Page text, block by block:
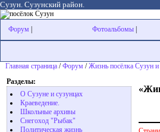
Сузун. Сузунский район.
Форум Фотоальбомы
Главная страница /Форум /Жизнь посёлка Сузун и
Разделы:
О Сузуне и сузунцах
Краеведение.
Школьные архивы
Снегоход "Рыбак"
Политическая жизнь